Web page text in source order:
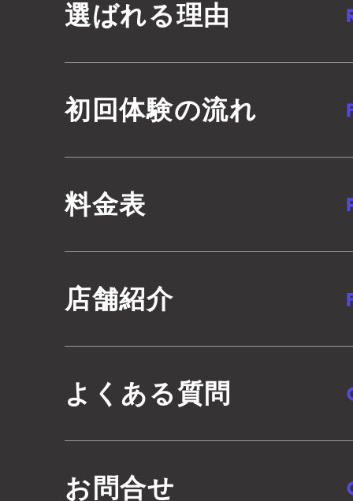
選ばれる理由
初回体験の流れ
料金表
店舗紹介
よくある質問
お問合せ